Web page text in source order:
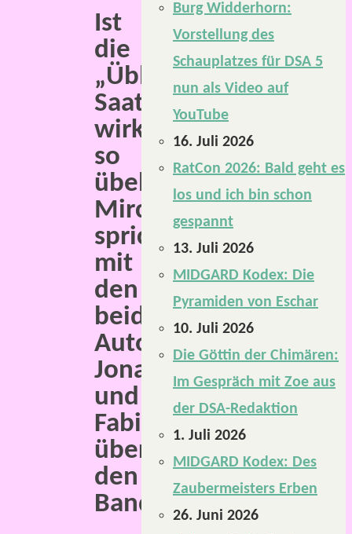
Ist
die
„Üble
Saat“
wirklich
so
übel?
Mirco
spricht
mit
den
beiden
Autoren,
Jonas
und
Fabian,
über
den
Band.
Burg Widderhorn:
Vorstellung des
Schauplatzes für DSA 5
nun als Video auf
YouTube
16. Juli 2026
RatCon 2026: Bald geht es
los und ich bin schon
gespannt
13. Juli 2026
MIDGARD Kodex: Die
Pyramiden von Eschar
10. Juli 2026
Die Göttin der Chimären:
Im Gespräch mit Zoe aus
der DSA-Redaktion
1. Juli 2026
MIDGARD Kodex: Des
Zaubermeisters Erben
26. Juni 2026